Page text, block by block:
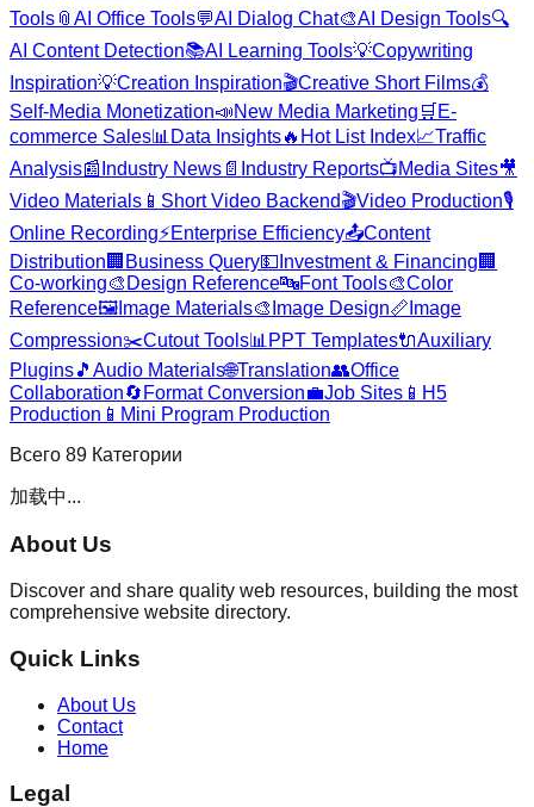
Tools 📎 AI Office Tools💬AI Dialog Chat🎨AI Design Tools🔍
AI Content Detection📚AI Learning Tools💡Copywriting
Inspiration💡Creation Inspiration🎬Creative Short Films💰
Self-Media Monetization📣New Media Marketing 🛒 E-
commerce Sales📊 Data Insights🔥 Hot List Index📈Traffic
Analysis📰 Industry News 📄 Industry Reports📺Media Sites🎥
Video Materials 📱 Short Video Backend🎬Video Production🎙️
Online Recording⚡Enterprise Efficiency📤Content
Distribution 🏢 Business Query💵 Investment & Financing 🏢
Co-working🎨 Design Reference🔤Font Tools🎨Color
Reference🖼️ Image Materials🎨 Image Design📏 Image
Compression✂️Cutout Tools📊 PPT Templates🔌Auxiliary
Plugins🎵 Audio Materials🌐Translation👥Office
Collaboration🔄 Format Conversion💼Job Sites 📱 H5
Production 📱 Mini Program Production
Всего 89 Категории
加载中...
About Us
Discover and share quality web resources, building the most
comprehensive website directory.
Quick Links
About Us
Contact
Home
Legal